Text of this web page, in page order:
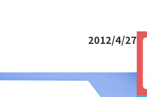
市ヶ尾校
都筑校
いずみ中央校
2012/4/27